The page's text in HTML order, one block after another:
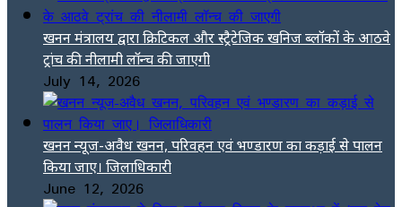
खनन मंत्रालय द्वारा क्रिटिकल और स्ट्रैटेजिक खनिज ब्लॉकों के आठवे
ट्रांच की नीलामी लॉन्च की जाएगी
July 14, 2026
खनन न्यूज-अवैध खनन, परिवहन एवं भण्डारण का कड़ाई से पालन
किया जाए। जिलाधिकारी
June 12, 2026